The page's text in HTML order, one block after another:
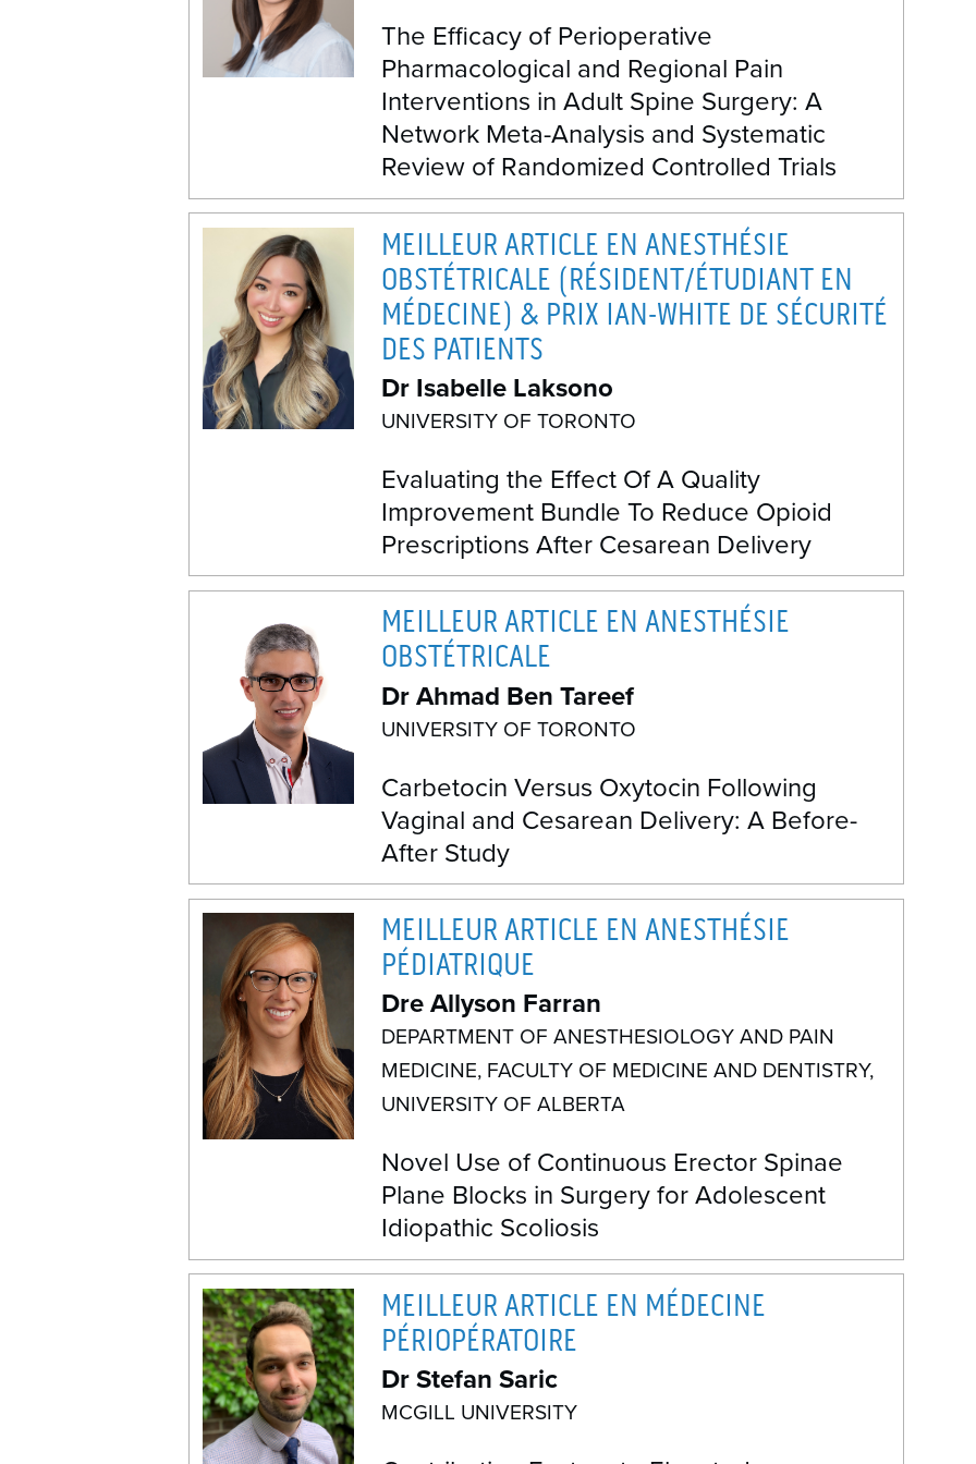
The Efficacy of Perioperative
Pharmacological and Regional Pain
Interventions in Adult Spine Surgery: A
Network Meta-Analysis and Systematic
Review of Randomized Controlled Trials
MEILLEUR ARTICLE EN ANESTHÉSIE
OBSTÉTRICALE (RÉSIDENT/ÉTUDIANT EN
MÉDECINE) & PRIX IAN-WHITE DE SÉCURITÉ
DES PATIENTS
Dr Isabelle Laksono
UNIVERSITY OF TORONTO
Evaluating the Effect Of A Quality
Improvement Bundle To Reduce Opioid
Prescriptions After Cesarean Delivery
MEILLEUR ARTICLE EN ANESTHÉSIE
OBSTÉTRICALE
Dr Ahmad Ben Tareef
UNIVERSITY OF TORONTO
Carbetocin Versus Oxytocin Following
Vaginal and Cesarean Delivery: A Before-
After Study
MEILLEUR ARTICLE EN ANESTHÉSIE
PÉDIATRIQUE
Dre Allyson Farran
DEPARTMENT OF ANESTHESIOLOGY AND PAIN
MEDICINE, FACULTY OF MEDICINE AND DENTISTRY,
UNIVERSITY OF ALBERTA
Novel Use of Continuous Erector Spinae
Plane Blocks in Surgery for Adolescent
Idiopathic Scoliosis
MEILLEUR ARTICLE EN MÉDECINE
PÉRIOPÉRATOIRE
Dr Stefan Saric
MCGILL UNIVERSITY